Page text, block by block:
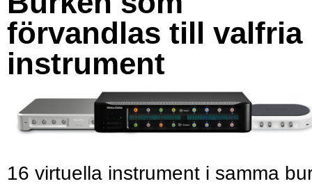
förvandlas till valfria
instrument
16 virtuella instrument i samma